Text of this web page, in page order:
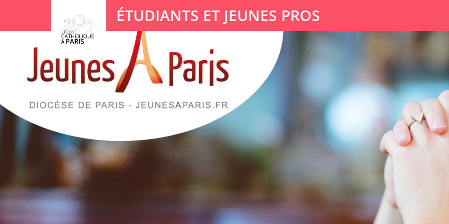
ÉTUDIANTS ET JEUNES PROS
Votre recherche
Panneau de gestion des cookies